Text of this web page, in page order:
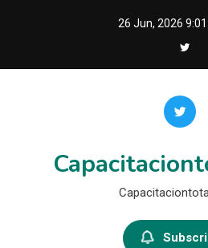
26 Jun, 2026